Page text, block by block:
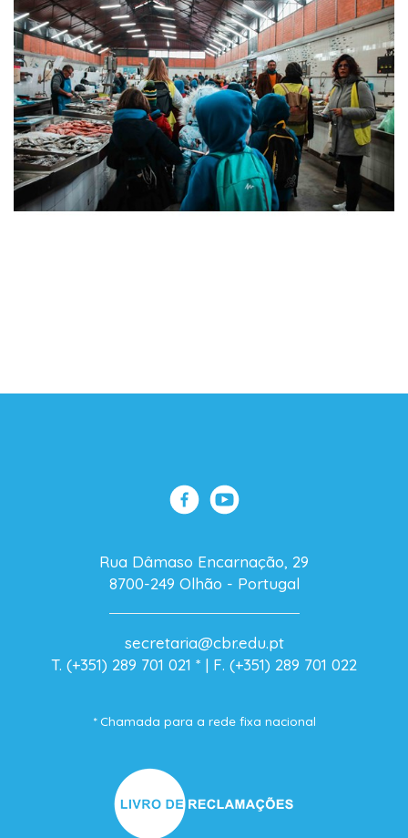
Rua Dâmaso Encarnação, 29
8700-249 Olhão - Portugal
secretaria@cbr.edu.pt
T. (+351) 289 701 021 * | F. (+351) 289 701 022
* Chamada para a rede fixa nacional